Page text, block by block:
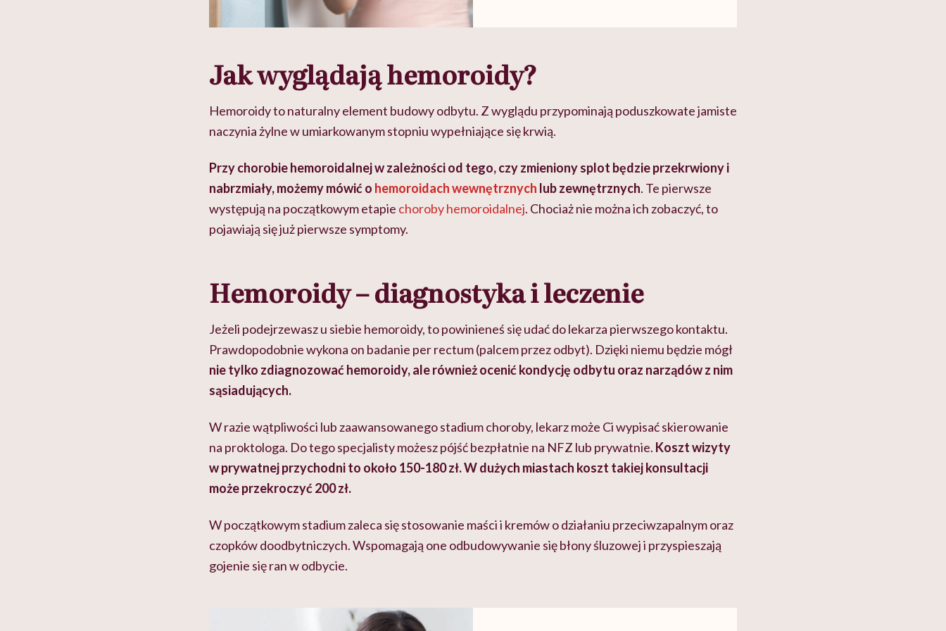
Jak wyglądają hemoroidy?
Hemoroidy to naturalny element budowy odbytu. Z wyglądu przypominają poduszkowate jamiste
naczynia żylne w umiarkowanym stopniu wypełniające się krwią.
Przy chorobie hemoroidalnej w zależności od tego, czy zmieniony splot będzie przekrwiony i
nabrzmiały, możemy mówić o hemoroidach wewnętrznych lub zewnętrznych. Te pierwsze
występują na początkowym etapie choroby hemoroidalnej. Chociaż nie można ich zobaczyć, to
pojawiają się już pierwsze symptomy.
Hemoroidy – diagnostyka i leczenie
Jeżeli podejrzewasz u siebie hemoroidy, to powinieneś się udać do lekarza pierwszego kontaktu.
Prawdopodobnie wykona on badanie per rectum (palcem przez odbyt). Dzięki niemu będzie mógł
nie tylko zdiagnozować hemoroidy, ale również ocenić kondycję odbytu oraz narządów z nim
sąsiadujących.
W razie wątpliwości lub zaawansowanego stadium choroby, lekarz może Ci wypisać skierowanie
na proktologa. Do tego specjalisty możesz pójść bezpłatnie na NFZ lub prywatnie. Koszt wizyty
w prywatnej przychodni to około 150-180 zł. W dużych miastach koszt takiej konsultacji
może przekroczyć 200 zł.
W początkowym stadium zaleca się stosowanie maści i kremów o działaniu przeciwzapalnym oraz
czopków doodbytniczych. Wspomagają one odbudowywanie się błony śluzowej i przyspieszają
gojenie się ran w odbycie.